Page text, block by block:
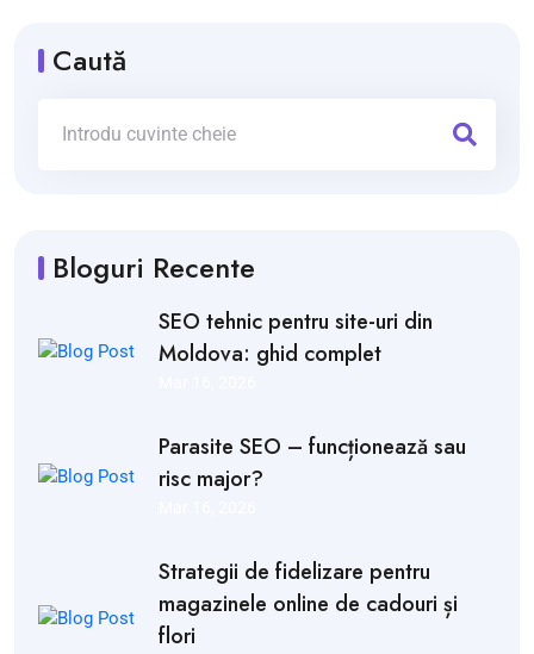
Caută
Bloguri Recente
SEO tehnic pentru site-uri din
Moldova: ghid complet
Parasite SEO – funcționează sau
risc major?
Strategii de fidelizare pentru
magazinele online de cadouri și
flori